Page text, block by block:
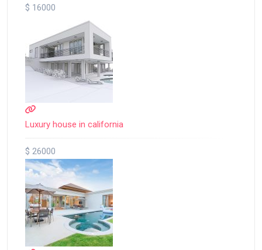
$ 16000
Luxury house in california
$ 26000